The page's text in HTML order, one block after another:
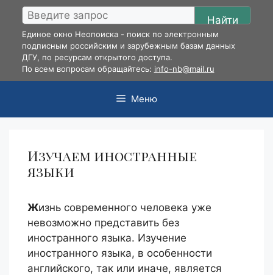
Перейти
содержимому
Найти
Единое окно Неопоиска - поиск по электронным
подписным российским и зарубежным базам данных
ДГУ, по ресурсам открытого доступа.
По всем вопросам обращайтесь: info-nb@mail.ru
Меню
Изучаем иностранные
языки
Жизнь современного человека уже
невозможно представить без
иностранного языка. Изучение
иностранного языка, в особенности
английского, так или иначе, является